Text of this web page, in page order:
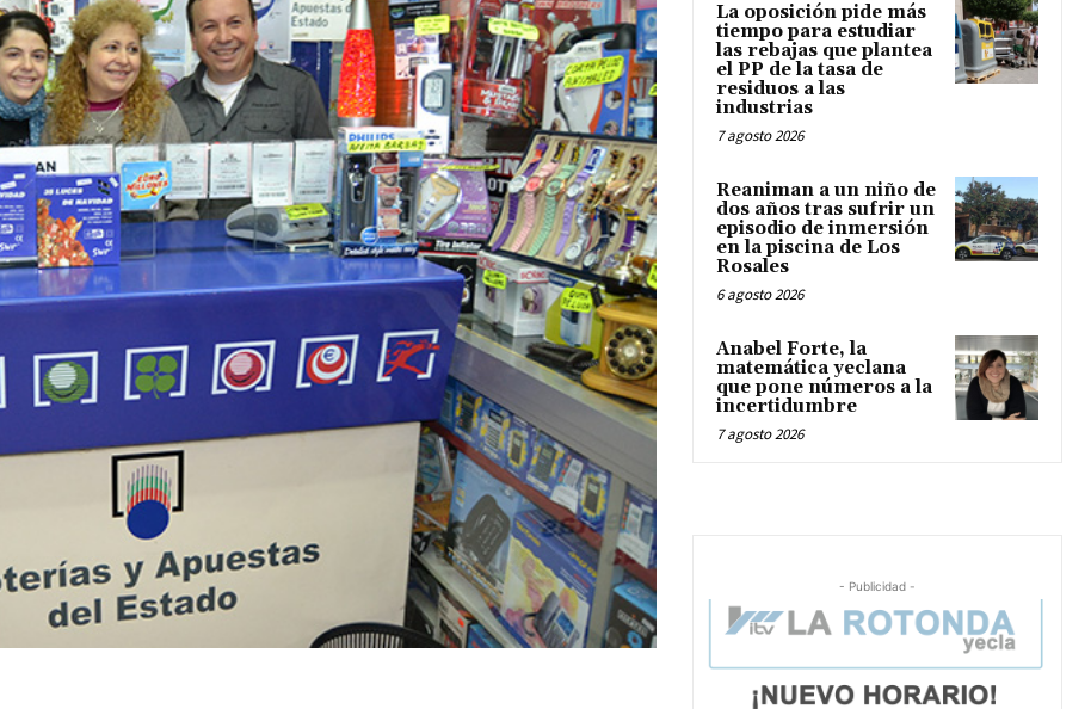
La oposición pide más
tiempo para estudiar
las rebajas que plantea
el PP de la tasa de
residuos a las
industrias
7 agosto 2026
Reaniman a un niño de
dos años tras sufrir un
episodio de inmersión
en la piscina de Los
Rosales
6 agosto 2026
Anabel Forte, la
matemática yeclana
que pone números a la
incertidumbre
7 agosto 2026
- Publicidad -